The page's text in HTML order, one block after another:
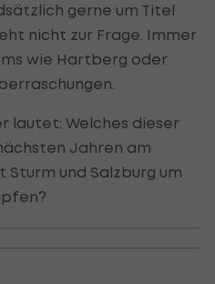
gerne um Titel
nicht zur Frage. Immer
wie Hartberg oder
lautet: Welches dieser
Jahren am
und Salzburg um